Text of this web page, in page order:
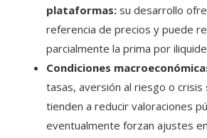
plataformas: su desarrollo
referencia de precios y puede
parcialmente la prima por
Condiciones
tasas, aversión al riesgo o crisis
tienden a reducir valoraciones
eventualmente forzan ajustes